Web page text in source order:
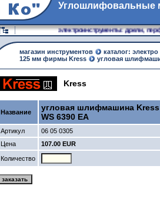
Углошлифовальные
электроинструменты: дрели,
магазин инструментов
каталог:
125 мм фирмы Kress
угловая
Kress
Название
угловая шлифмашина Kress
WS 6390 EA
Артикул
06 05 0305
Цена
107.00 EUR
Количество